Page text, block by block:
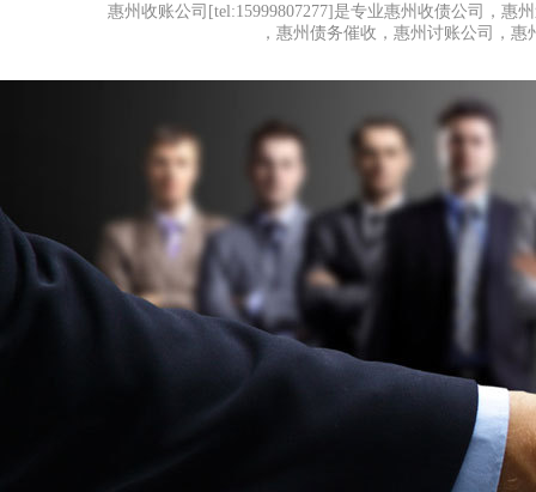
惠州收账公司[tel:15999807277]是专业惠州收债公司，
，惠州债务催收，惠州讨账公司，